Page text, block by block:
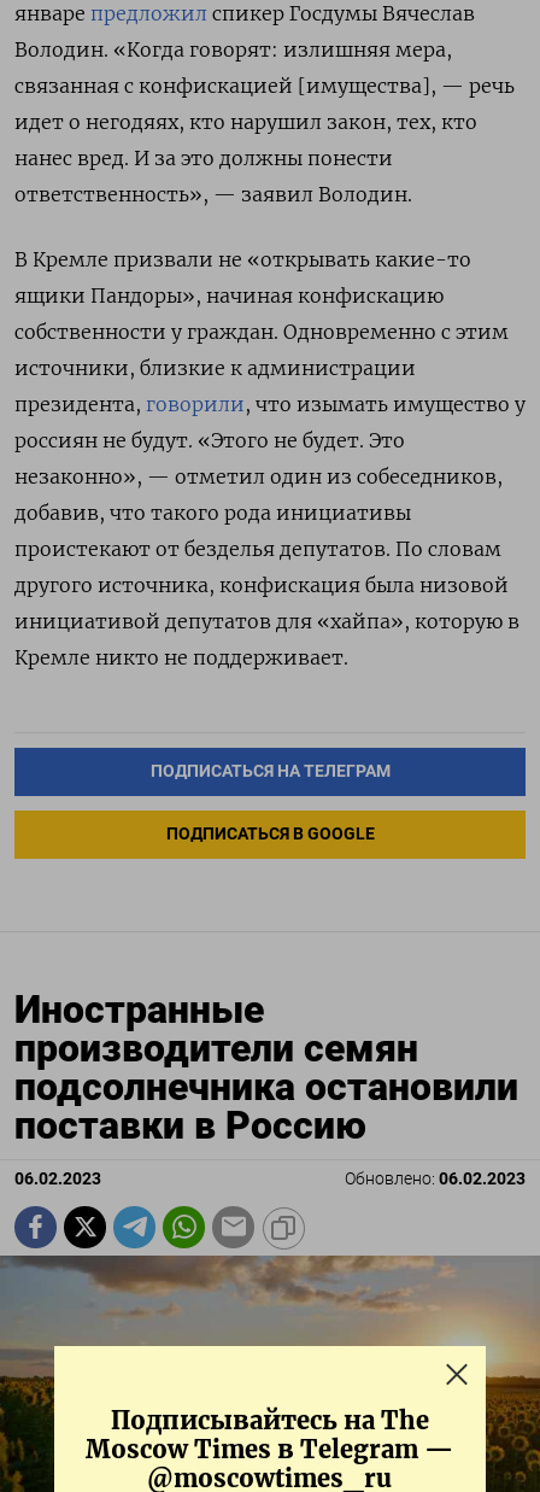
Подписывайтесь на The
Moscow Times в Telegram —
@moscowtimes_ru
январе предложил спикер Госдумы Вячеслав
Володин. «Когда говорят: излишняя мера,
связанная с конфискацией [имущества], — речь
идет о негодяях, кто нарушил закон, тех, кто
нанес вред. И за это должны понести
ответственность», — заявил Володин.
В Кремле призвали не «открывать какие-то
ящики Пандоры», начиная конфискацию
собственности у граждан. Одновременно с этим
источники, близкие к администрации
президента, говорили, что изымать имущество у
россиян не будут. «Этого не будет. Это
незаконно», — отметил один из собеседников,
добавив, что такого рода инициативы
проистекают от безделья депутатов. По словам
другого источника, конфискация была низовой
инициативой депутатов для «хайпа», которую в
Кремле никто не поддерживает.
ПОДПИСАТЬСЯ НА ТЕЛЕГРАМ
ПОДПИСАТЬСЯ В GOOGLE
Иностранные
производители семян
подсолнечника остановили
поставки в Россию
06.02.2023 Обновлено: 06.02.2023